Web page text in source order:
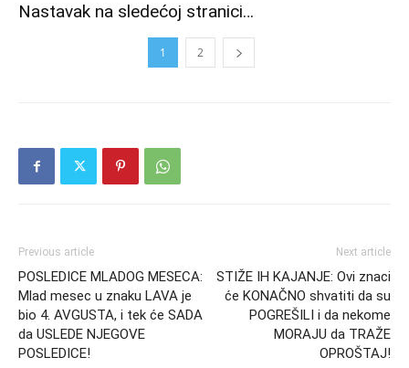
Nastavak na sledećoj stranici…
1 2
Previous article
POSLEDICE MLADOG MESECA:
Mlad mesec u znaku LAVA je
bio 4. AVGUSTA, i tek će SADA
da USLEDE NJEGOVE
POSLEDICE!
Next article
STIŽE IH KAJANJE: Ovi znaci
će KONAČNO shvatiti da su
POGREŠILI i da nekome
MORAJU da TRAŽE
OPROŠTAJ!